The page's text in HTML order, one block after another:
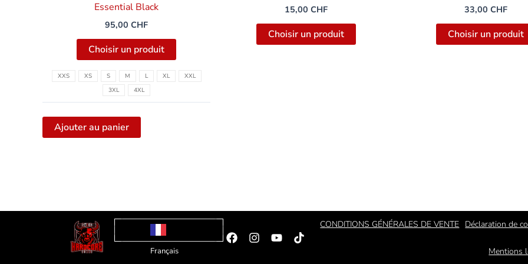
Essential Black
95,00 CHF
Choisir un produit
XXS XS S M L XL
XXL
3XL
4XL
Ajouter au panier
15,00 CHF
Choisir un produit
33,00 CHF
Choisir un produit
Français
Facebook
Instagram
YoutubeTiktok
CONDITIONS GÉNÉRALES DE VENTE Déclaration de
Mentions